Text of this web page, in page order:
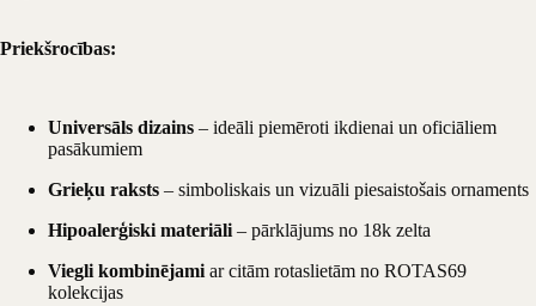
Priekšrocības:
Universāls dizains – ideāli piemēroti ikdienai un oficiāliem
pasākumiem
Grieķu raksts – simboliskais un vizuāli piesaistošais ornaments
Hipoalerģiski materiāli – pārklājums no 18k zelta
Viegli kombinējami ar citām rotaslietām no ROTAS69
kolekcijas